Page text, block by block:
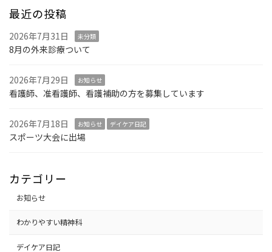
の
ペ
ー
ジ
送
り
最近の投稿
2026年7月31日 未分類
8月の外来診療ついて
2026年7月29日 お知らせ
看護師、准看護師、看護補助の方を募集しています
2026年7月18日 お知らせ デイケア日記
スポーツ大会に出場
カテゴリー
お知らせ
わかりやすい精神科
デイケア日記